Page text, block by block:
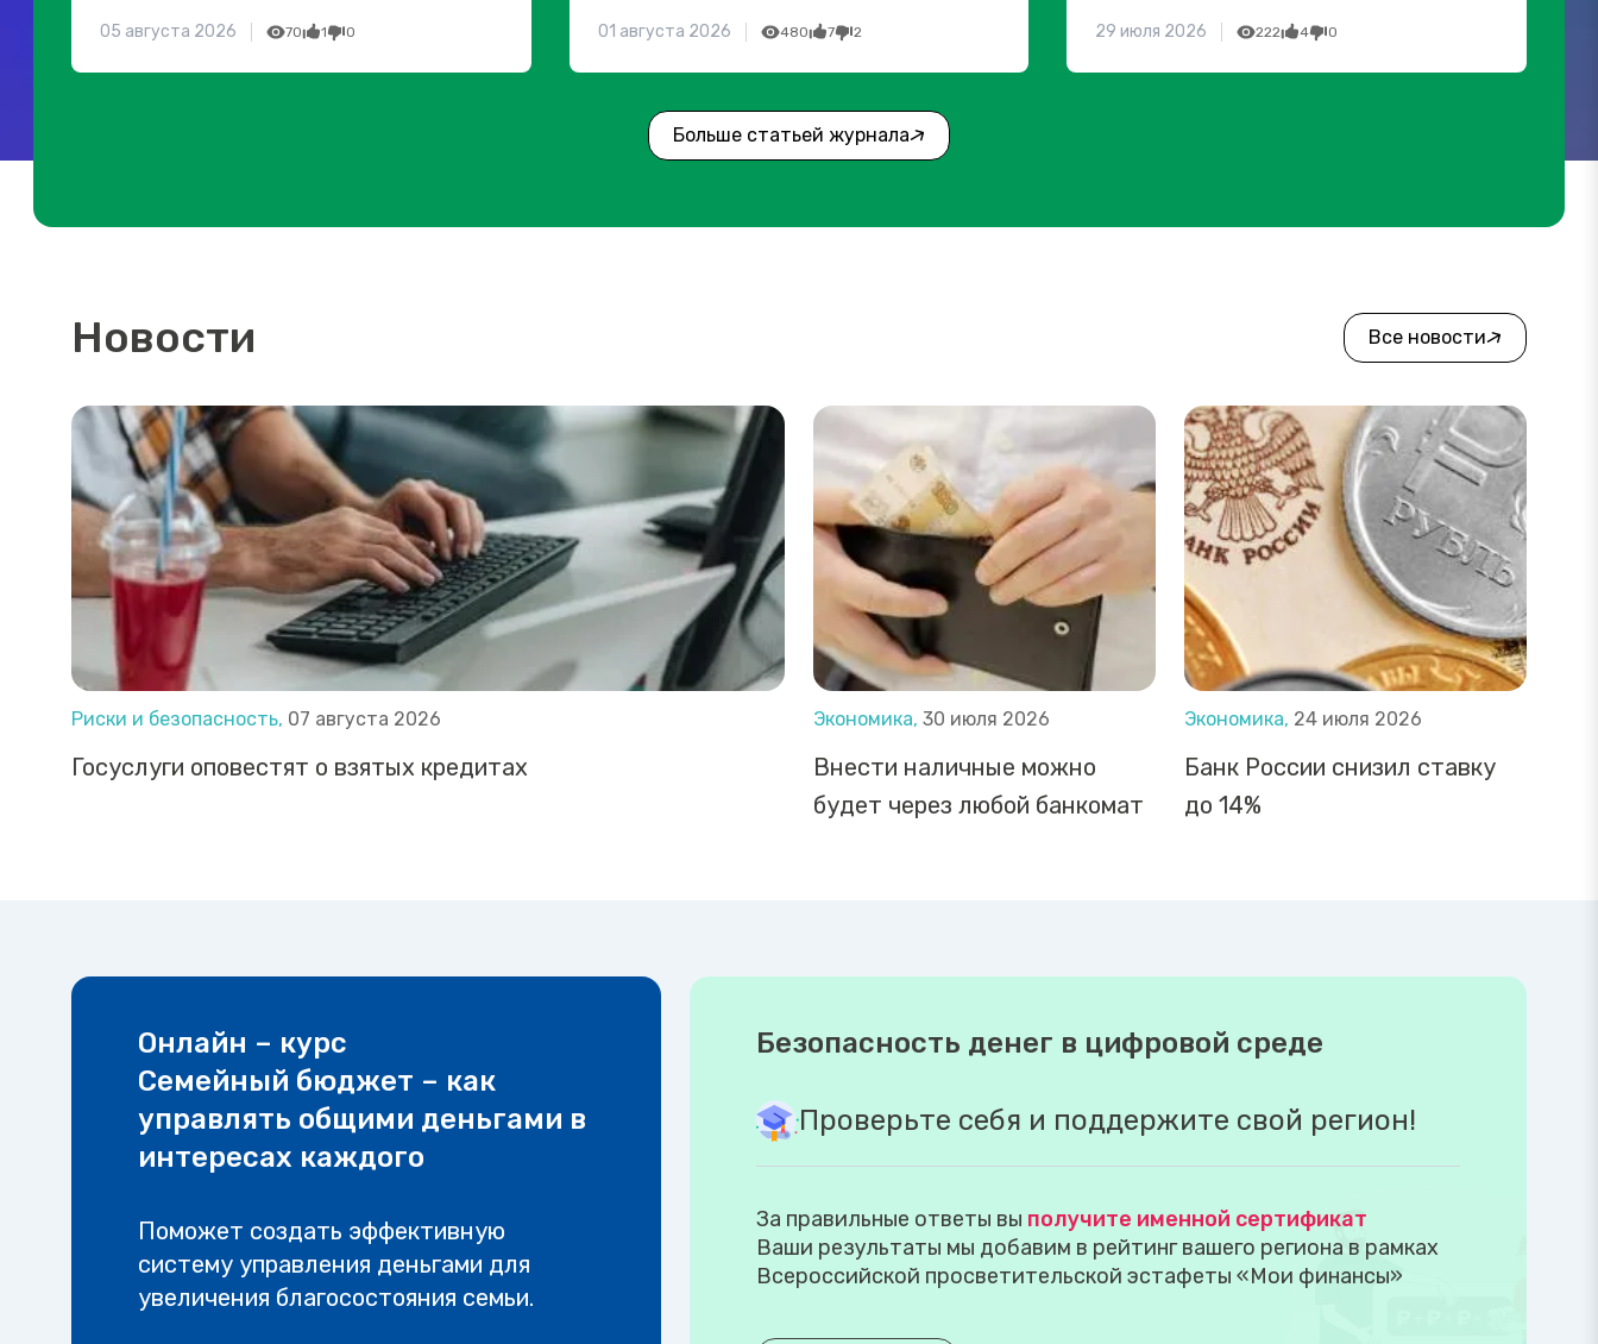
05 августа 2026 70 1 0 01 августа 2026 480 7 2 29 июля 2026 222 4 0
Больше статьей журнала
Новости Все новости
Риски и безопасность, 07 августа 2026
Госуслуги оповестят о взятых кредитах
Экономика, 30 июля 2026
Внести наличные можно
будет через любой банкомат
Экономика, 24 июля 2026
Банк России снизил ставку
до 14%
Онлайн – курс
Семейный бюджет – как
управлять общими деньгами в
интересах каждого
Поможет создать эффективную
систему управления деньгами для
увеличения благосостояния семьи.
Безопасность денег в цифровой среде
Проверьте себя и поддержите свой регион!
За правильные ответы вы получите именной сертификат
Ваши результаты мы добавим в рейтинг вашего региона в рамках
Всероссийской просветительской эстафеты «Мои финансы»